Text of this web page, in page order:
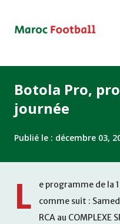
Botola Pro,
journée
Publié le : décembre 03,
L
e programme de la
comme suit :
RCA au COMPLEXE